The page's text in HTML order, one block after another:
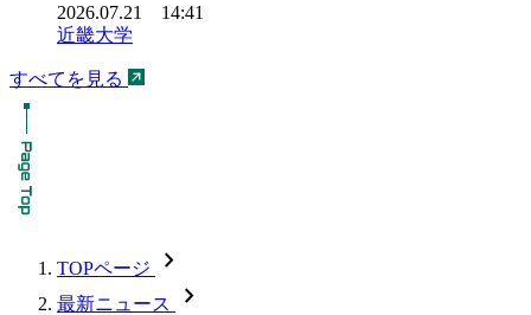
2026.07.21 14:41
近畿大学
すべてを見る
TOPページ chevron_forward
最新ニュース chevron_forward